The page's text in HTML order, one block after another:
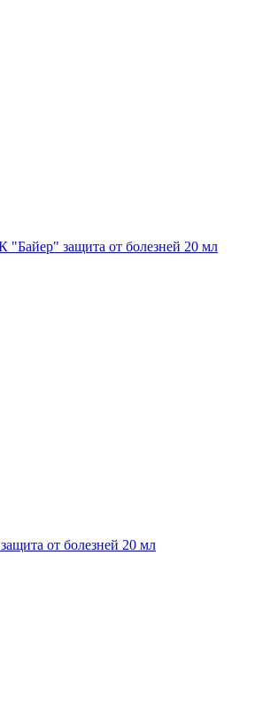
защита от болезней 20 мл
от болезней 20 мл